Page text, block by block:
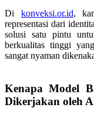
Di konveksi.or.id,
representasi dari
solusi satu pintu
berkualitas tinggi
sangat nyaman
Kenapa Model
Dikerjakan oleh